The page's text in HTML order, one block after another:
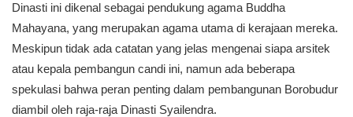
Dinasti ini dikenal sebagai pendukung agama Buddha
Mahayana, yang merupakan agama utama di kerajaan mereka.
Meskipun tidak ada catatan yang jelas mengenai siapa arsitek
atau kepala pembangun candi ini, namun ada beberapa
spekulasi bahwa peran penting dalam pembangunan Borobudur
diambil oleh raja-raja Dinasti Syailendra.